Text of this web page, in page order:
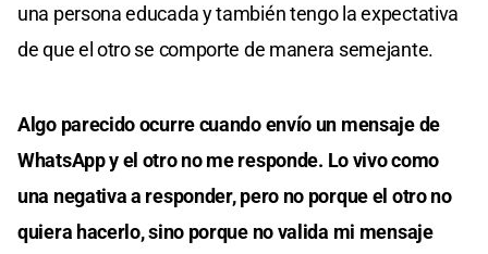
una persona educada y también tengo la expectativa
de que el otro se comporte de manera semejante.
Algo parecido ocurre cuando envío un mensaje de
WhatsApp y el otro no me responde. Lo vivo como
una negativa a responder, pero no porque el otro no
quiera hacerlo, sino porque no valida mi mensaje